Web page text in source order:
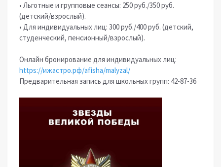
• Льготные и групповые сеансы: 250 руб./350 руб.
(детский/взрослый).
• Для индивидуальных лиц: 300 руб./400 руб. (детский,
студенческий, пенсионный/взрослый).
Онлайн бронирование для индивидуальных лиц:
https://ижастро.рф/afisha/malyzal/
Предварительная запись для школьных групп: 42-87-36